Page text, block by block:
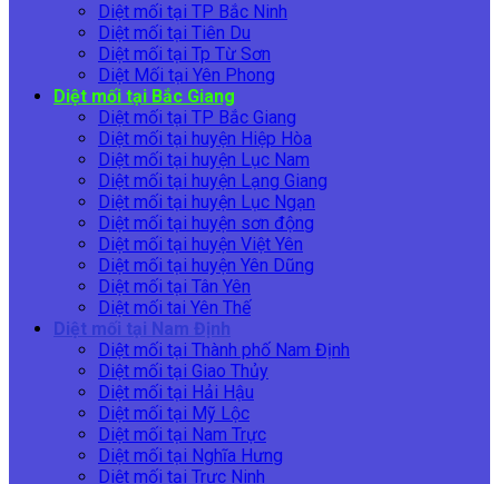
Diệt mối tại TP Bắc Ninh
Diệt mối tại Tiên Du
Diệt mối tại Tp Từ Sơn
Diệt Mối tại Yên Phong
Diệt mối tại Bắc Giang
Diệt mối tại TP Bắc Giang
Diệt mối tại huyện Hiệp Hòa
Diệt mối tại huyện Lục Nam
Diệt mối tại huyện Lạng Giang
Diệt mối tại huyện Lục Ngạn
Diệt mối tại huyện sơn động
Diệt mối tại huyện Việt Yên
Diệt mối tại huyện Yên Dũng
Diệt mối tại Tân Yên
Diệt mối tai Yên Thế
Diệt mối tại Nam Định
Diệt mối tại Thành phố Nam Định
Diệt mối tại Giao Thủy
Diệt mối tại Hải Hậu
Diệt mối tại Mỹ Lộc
Diệt mối tại Nam Trực
Diệt mối tại Nghĩa Hưng
Diệt mối tại Trực Ninh